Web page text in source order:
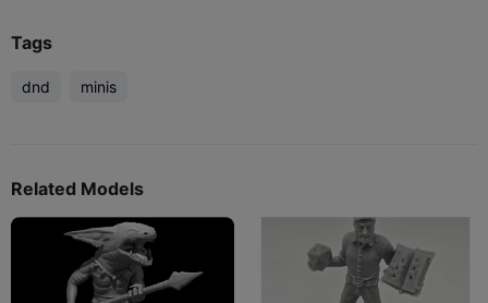
Tags
dnd minis
Related Models